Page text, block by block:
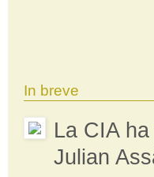
In breve
La CIA
Julian